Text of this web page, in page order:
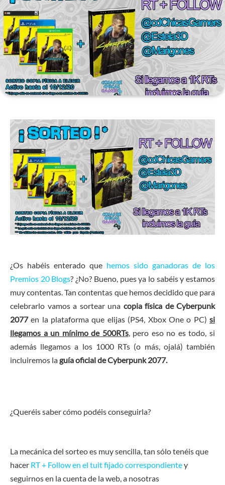
¿Os habéis enterado que hemos sido ganadoras de los
Premios 20 Blogs? ¿No? Bueno, pues ya lo sabéis y estamos
muy contentas. Tan contentas que hemos decidido que para
celebrarlo vamos a sortear una copia física de Cyberpunk
2077en la plataforma que elijas (PS4, Xbox One o PC) si
llegamos a un mínimo de 500RTs, pero eso no es todo, si
además llegamos a los 1000 RTs (o más, ojalá) también
incluiremos laguía oficial de Cyberpunk 2077.
¿Queréis saber cómo podéis conseguirla?
La mecánica del sorteo es muy sencilla, tan sólo tenéis que
hacer RT + Follow en el tuit fijado correspondientey
seguirnos en la cuenta de la web, a nosotras